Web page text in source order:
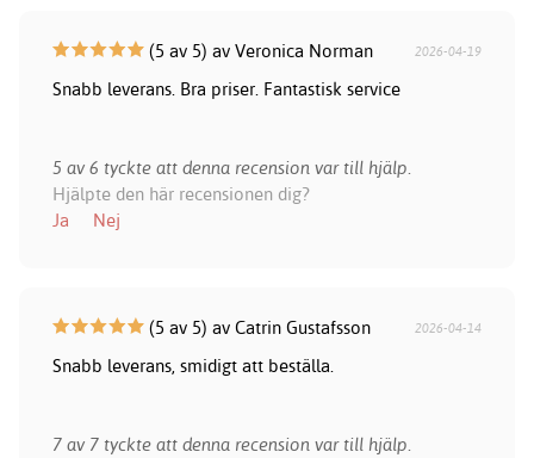
(5 av 5) av Veronica Norman 2026-04-19
Snabb leverans. Bra priser. Fantastisk service
5 av 6 tyckte att denna recension var till hjälp.
Hjälpte den här recensionen dig?
Ja
Nej
(5 av 5) av Catrin Gustafsson 2026-04-14
Snabb leverans, smidigt att beställa.
7 av 7 tyckte att denna recension var till hjälp.